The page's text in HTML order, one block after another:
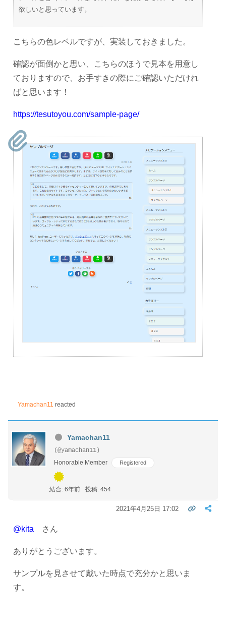
欲しいと思っています。
こちらの色レベルですが、実装しておきました。
確認が面倒かと思い、こちらのほうで見本を用意し
ておりますので、お手すきの際にご確認いただけれ
ばと思います！
https://tesutoyou.com/sample-page/
Yamachan11 reacted
Yamachan11
(@yamachan11)
Honorable Member
Registered
結合: 6年前 投稿: 454
2021年4月25日 17:02
@kita さん
ありがとうございます。
サンプルを見させて戴いた時点で充分かと思いま
す。